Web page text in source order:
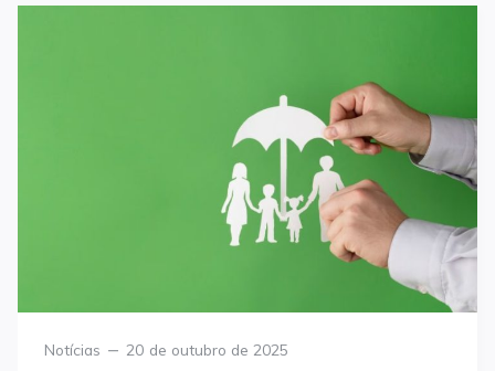
Category
Notícias
Posted
20 de outubro de 2025